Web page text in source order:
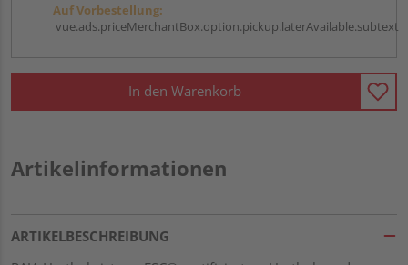
Auf Vorbestellung:
vue.ads.priceMerchantBox.option.pickup.laterAvailable.subtext
In den Warenkorb
Artikelinformationen
ARTIKELBESCHREIBUNG